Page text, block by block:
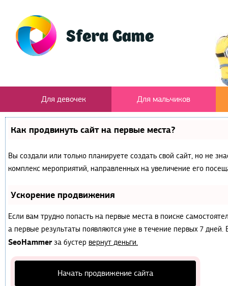
Для девочек Для мальчиков
Как продвинуть сайт на первые места?
Вы создали или только планируете создать свой сайт, но не
комплекс мероприятий, направленных на увеличение его
Ускорение продвижения
Если вам трудно попасть на первые места в поиске
а первые результаты появляются уже в течение первых 7
SeoHammerза бустер вернут деньги.
Начать продвижение сайта